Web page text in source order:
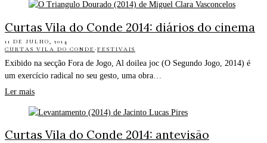
Curtas Vila do Conde 2014: diários do cinema
11 DE JULHO, 2014
CURTAS VILA DO CONDE·FESTIVAIS
Exibido na secção Fora de Jogo, Al doilea joc (O Segundo Jogo, 2014) é
um exercício radical no seu gesto, uma obra…
Ler mais
Curtas Vila do Conde 2014: antevisão